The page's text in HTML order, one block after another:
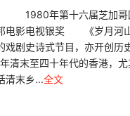
1980年第十六届芝加哥
电影电视银奖 《岁月河
戏剧史诗式节目，亦开创历
清末至四十年代的香港，
清末乡...全文